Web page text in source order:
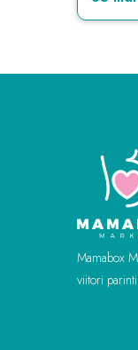
Mamabox
viitori